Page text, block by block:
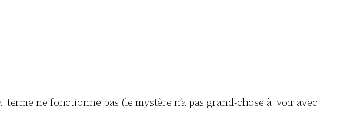
ne fonctionne pas (le mystère n’a pas grand-chose à voir avec